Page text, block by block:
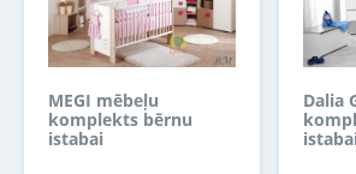
MEGI mēbeļu
komplekts bērnu
istabai
Dalia
istabai